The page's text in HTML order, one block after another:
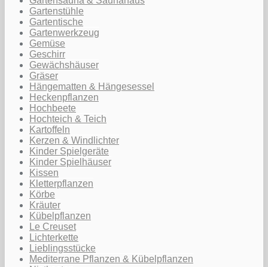
Gartenstühle
Gartentische
Gartenwerkzeug
Gemüse
Geschirr
Gewächshäuser
Gräser
Hängematten & Hängesessel
Heckenpflanzen
Hochbeete
Hochteich & Teich
Kartoffeln
Kerzen & Windlichter
Kinder Spielgeräte
Kinder Spielhäuser
Kissen
Kletterpflanzen
Körbe
Kräuter
Kübelpflanzen
Le Creuset
Lichterkette
Lieblingsstücke
Mediterrane Pflanzen & Kübelpflanzen